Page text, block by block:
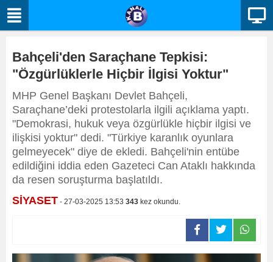
Bahçeli'den Saraçhane Tepkisi:
"Özgürlüklerle Hiçbir İlgisi Yoktur"
MHP Genel Başkanı Devlet Bahçeli,
Saraçhane’deki protestolarla ilgili açıklama yaptı.
"Demokrasi, hukuk veya özgürlükle hiçbir ilgisi ve
ilişkisi yoktur" dedi. "Türkiye karanlık oyunlara
gelmeyecek" diye de ekledi. Bahçeli'nin entübe
edildiğini iddia eden Gazeteci Can Ataklı hakkında
da resen soruşturma başlatıldı.
SİYASET - 27-03-2025 13:53 343 kez okundu.